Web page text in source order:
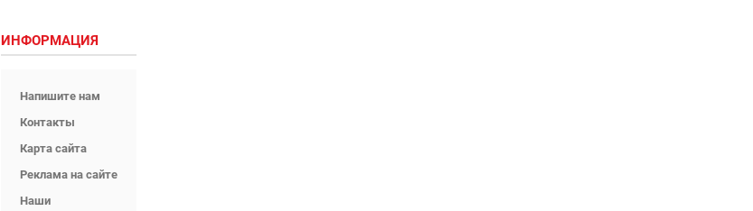
ИНФОРМАЦИЯ
Напишите нам
Контакты
Карта сайта
Реклама на сайте
Наши